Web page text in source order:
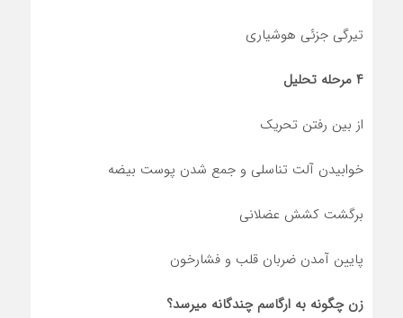
تیرگی جزئی هوشیاری
۴ مرحله تحلیل
از بین رفتن تحریک
خوابیدن آلت تناسلی و جمع شدن پوست بیضه
برگشت کشش عضلانی
پایین آمدن ضربان قلب و فشارخون
زن چگونه به ارگاسم چندگانه میرسد؟